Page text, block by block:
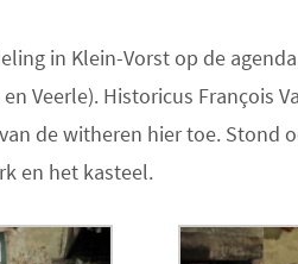
in Klein-Vorst op de
Veerle). Historicus François
de witheren hier toe. Stond
en het kasteel.